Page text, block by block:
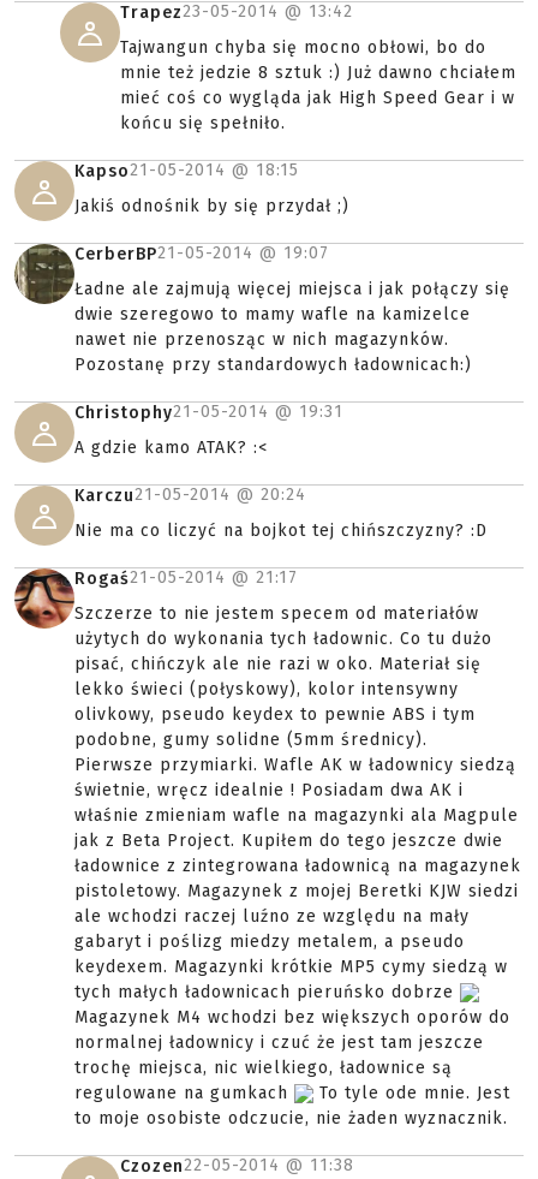
Trapez23-05-2014 @ 13:42
Tajwangun chyba się mocno obłowi, bo do
mnie też jedzie 8 sztuk :) Już dawno chciałem
mieć coś co wygląda jak High Speed Gear i w
końcu się spełniło.
Kapso21-05-2014 @ 18:15
Jakiś odnośnik by się przydał ;)
CerberBP21-05-2014 @ 19:07
Ładne ale zajmują więcej miejsca i jak połączy się
dwie szeregowo to mamy wafle na kamizelce
nawet nie przenosząc w nich magazynków.
Pozostanę przy standardowych ładownicach:)
Christophy21-05-2014 @ 19:31
A gdzie kamo ATAK? :<
Karczu21-05-2014 @ 20:24
Nie ma co liczyć na bojkot tej chińszczyzny? :D
Rogaś21-05-2014 @ 21:17
Szczerze to nie jestem specem od materiałów
użytych do wykonania tych ładownic. Co tu dużo
pisać, chińczyk ale nie razi w oko. Materiał się
lekko świeci (połyskowy), kolor intensywny
olivkowy, pseudo keydex to pewnie ABS i tym
podobne, gumy solidne (5mm średnicy).
Pierwsze przymiarki. Wafle AK w ładownicy siedzą
świetnie, wręcz idealnie ! Posiadam dwa AK i
właśnie zmieniam wafle na magazynki ala Magpule
jak z Beta Project. Kupiłem do tego jeszcze dwie
ładownice z zintegrowana ładownicą na magazynek
pistoletowy. Magazynek z mojej Beretki KJW siedzi
ale wchodzi raczej luźno ze względu na mały
gabaryt i poślizg miedzy metalem, a pseudo
keydexem. Magazynki krótkie MP5 cymy siedzą w
tych małych ładownicach pieruńsko dobrze
Magazynek M4 wchodzi bez większych oporów do
normalnej ładownicy i czuć że jest tam jeszcze
trochę miejsca, nic wielkiego, ładownice są
regulowane na gumkach
To tyle ode mnie. Jest
to moje osobiste odczucie, nie żaden wyznacznik.
Czozen22-05-2014 @ 11:38